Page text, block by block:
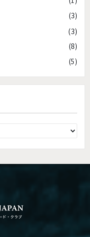
(3)
(3)
(8)
(5)